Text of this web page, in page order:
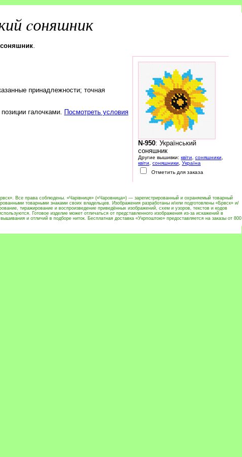
cоняшник
cоняшник.
N-950: Український
cоняшник
Другие вышивки: квіти соняшники
квіти
соняшники
Україна
Отметить для заказа
принадлежности; точная
галочками.
Посмотреть условия
Все права соблюдены. «Чарівниця» («Чаровница») — зарегистрированный и охраняемый товарный
товарными знаками своих владельцев. Изображения разработаны и/или подготовлены «Брвск» и/
тиражирование и воспроизведение приведённых изображений, схем и узоров, текстов и кодов
Готовое изделие может отличаться от представленного изображения из-за искажений в
и отличий в подборе ниток. Бесплатная доставка «Укрпоштою» предоставляется на заказы от 800